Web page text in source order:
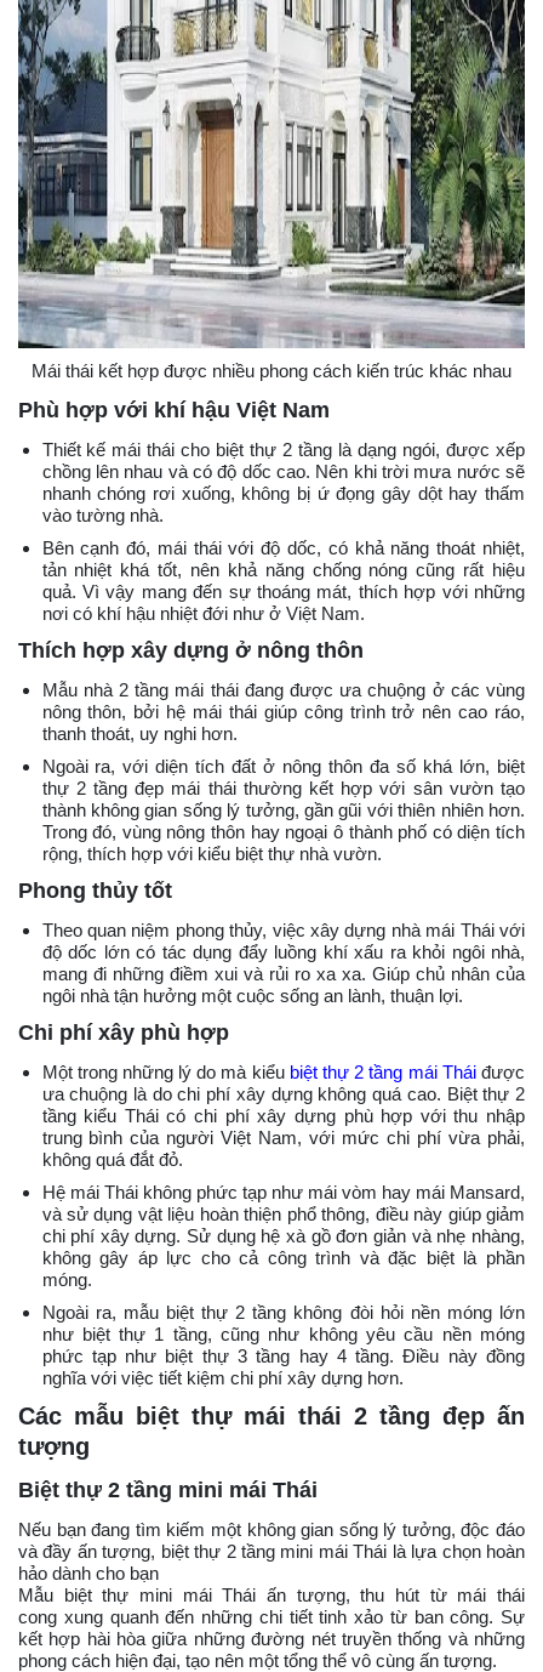
Mái thái kết hợp được nhiều phong cách kiến trúc khác nhau
Phù hợp với khí hậu Việt Nam
Thiết kế mái thái cho biệt thự 2 tầng là dạng ngói, được xếp
chồng lên nhau và có độ dốc cao. Nên khi trời mưa nước sẽ
nhanh chóng rơi xuống, không bị ứ đọng gây dột hay thấm
vào tường nhà.
Bên cạnh đó, mái thái với độ dốc, có khả năng thoát nhiệt,
tản nhiệt khá tốt, nên khả năng chống nóng cũng rất hiệu
quả. Vì vậy mang đến sự thoáng mát, thích hợp với những
nơi có khí hậu nhiệt đới như ở Việt Nam.
Thích hợp xây dựng ở nông thôn
Mẫu nhà 2 tầng mái thái đang được ưa chuộng ở các vùng
nông thôn, bởi hệ mái thái giúp công trình trở nên cao ráo,
thanh thoát, uy nghi hơn.
Ngoài ra, với diện tích đất ở nông thôn đa số khá lớn, biệt
thự 2 tầng đẹp mái thái thường kết hợp với sân vườn tạo
thành không gian sống lý tưởng, gần gũi với thiên nhiên hơn.
Trong đó, vùng nông thôn hay ngoại ô thành phố có diện tích
rộng, thích hợp với kiểu biệt thự nhà vườn.
Phong thủy tốt
Theo quan niệm phong thủy, việc xây dựng nhà mái Thái với
độ dốc lớn có tác dụng đẩy luồng khí xấu ra khỏi ngôi nhà,
mang đi những điềm xui và rủi ro xa xa. Giúp chủ nhân của
ngôi nhà tận hưởng một cuộc sống an lành, thuận lợi.
Chi phí xây phù hợp
Một trong những lý do mà kiểu biệt thự 2 tầng mái Tháiđược
ưa chuộng là do chi phí xây dựng không quá cao. Biệt thự 2
tầng kiểu Thái có chi phí xây dựng phù hợp với thu nhập
trung bình của người Việt Nam, với mức chi phí vừa phải,
không quá đắt đỏ.
Hệ mái Thái không phức tạp như mái vòm hay mái Mansard,
và sử dụng vật liệu hoàn thiện phổ thông, điều này giúp giảm
chi phí xây dựng. Sử dụng hệ xà gồ đơn giản và nhẹ nhàng,
không gây áp lực cho cả công trình và đặc biệt là phần
móng.
Ngoài ra, mẫu biệt thự 2 tầng không đòi hỏi nền móng lớn
như biệt thự 1 tầng, cũng như không yêu cầu nền móng
phức tạp như biệt thự 3 tầng hay 4 tầng. Điều này đồng
nghĩa với việc tiết kiệm chi phí xây dựng hơn.
Các mẫu biệt thự mái thái 2 tầng đẹp ấn
tượng
Biệt thự 2 tầng mini mái Thái
Nếu bạn đang tìm kiếm một không gian sống lý tưởng, độc đáo
và đầy ấn tượng, biệt thự 2 tầng mini mái Thái là lựa chọn hoàn
hảo dành cho bạn
Mẫu biệt thự mini mái Thái ấn tượng, thu hút từ mái thái
cong xung quanh đến những chi tiết tinh xảo từ ban công. Sự
kết hợp hài hòa giữa những đường nét truyền thống và những
phong cách hiện đại, tạo nên một tổng thể vô cùng ấn tượng.